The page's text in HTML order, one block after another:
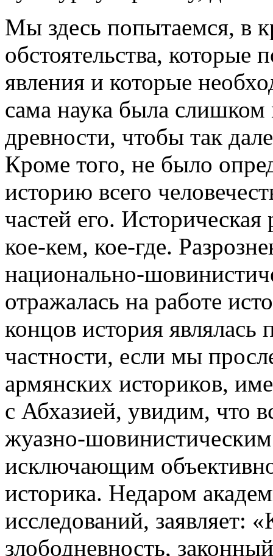
Мы здесь попытаемся, в
обсто­ятельства,
явления и которые
сама наука была слишком
древности, чтобы так
Кроме того, не было
историю всего
ча­стей его. Историческая
кое-кем, кое-где.
национально-
отражалась на работе
концов история
частности, если мы
армянских историков,
с Абхазией, увидим, что
жуазно-
исключающим
историка. Недаром
исследований, заявляет:
злободневность,